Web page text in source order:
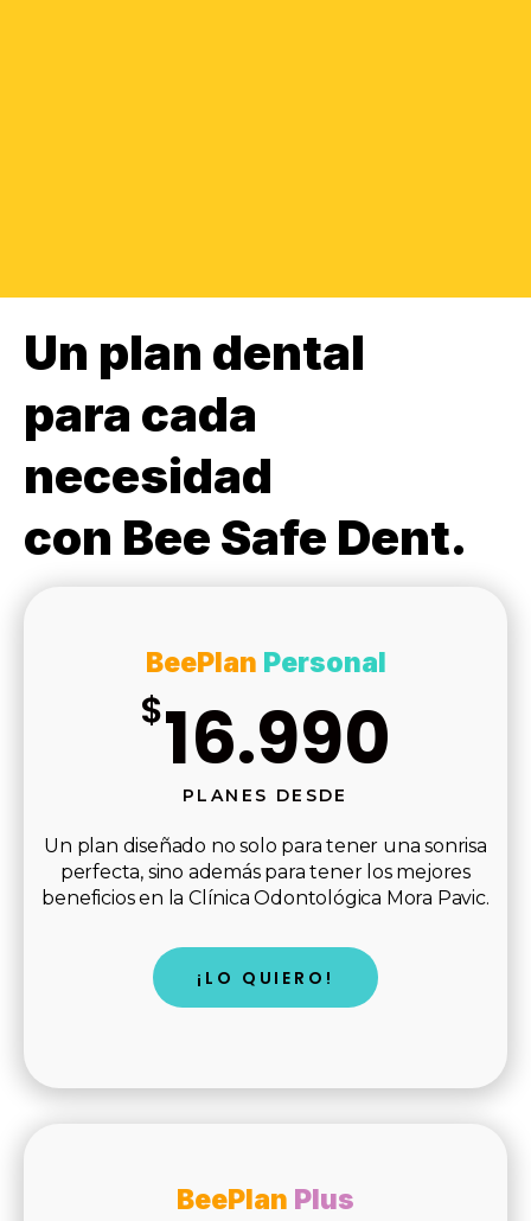
Un plan dental
para cada
necesidad
con Bee Safe Dent.
BeePlan Personal
$16.990
PLANES DESDE
Un plan diseñado no solo para tener una sonrisa
perfecta, sino además para tener los mejores
beneficios en la Clínica Odontológica Mora Pavic.
¡LO QUIERO!
BeePlan Plus